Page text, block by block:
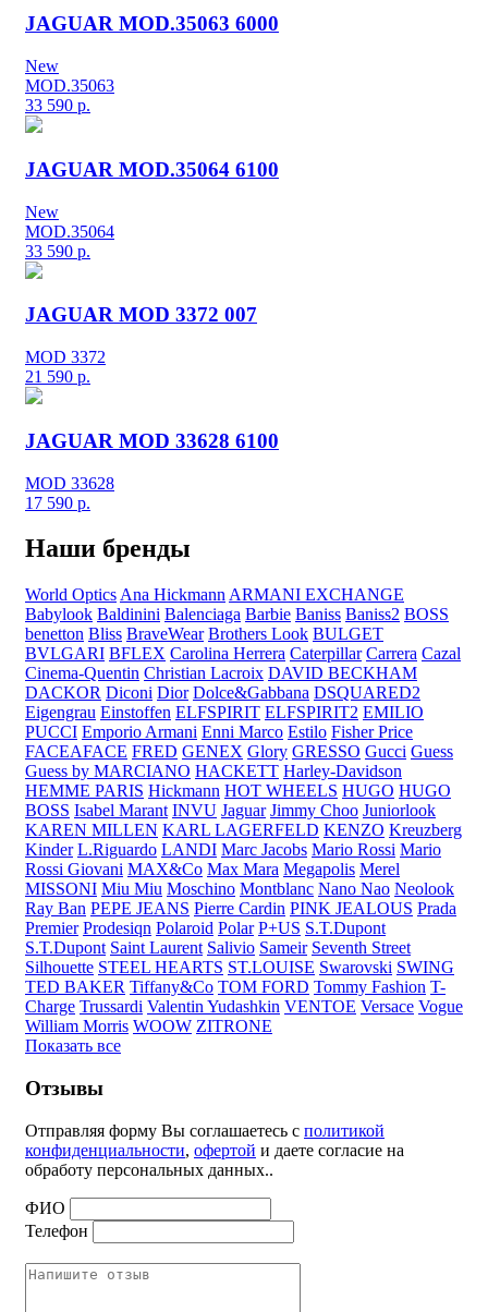
JAGUAR MOD.35063 6000
New
MOD.35063
33 590 р.
JAGUAR MOD.35064 6100
New
MOD.35064
33 590 р.
JAGUAR MOD 3372 007
MOD 3372
21 590 р.
JAGUAR MOD 33628 6100
MOD 33628
17 590 р.
Наши бренды
World Optics Ana Hickmann ARMANI EXCHANGE
Babylook Baldinini Balenciaga Barbie Baniss Baniss2 BOSS
benetton Bliss BraveWear Brothers Look BULGET
BVLGARI BFLEX Carolina Herrera Caterpillar Carrera Cazal
Cinema-Quentin Christian Lacroix DAVID BECKHAM
DACKOR Diconi Dior Dolce&Gabbana DSQUARED2
Eigengrau Einstoffen ELFSPIRIT ELFSPIRIT2 EMILIO
PUCCI Emporio Armani Enni Marco Estilo Fisher Price
FACEAFACE FRED GENEX Glory GRESSO Gucci Guess
Guess by MARCIANO HACKETT Harley-Davidson
HEMME PARIS Hickmann HOT WHEELS HUGO HUGO
BOSS Isabel Marant INVU Jaguar Jimmy Choo Juniorlook
KAREN MILLEN KARL LAGERFELD KENZO Kreuzberg
Kinder L.Riguardo LANDI Marc Jacobs Mario Rossi Mario
Rossi Giovani MAX&Co Max Mara Megapolis Merel
MISSONI Miu Miu Moschino Montblanc Nano Nao Neolook
Ray Ban PEPE JEANS Pierre Cardin PINK JEALOUS Prada
Premier Prodesiqn Polaroid Polar P+US S.T.Dupont
S.T.Dupont Saint Laurent Salivio Sameir Seventh Street
Silhouette STEEL HEARTS ST.LOUISE Swarovski SWING
TED BAKER Tiffany&Co TOM FORD Tommy Fashion T-
Charge Trussardi Valentin Yudashkin VENTOE Versace Vogue
William Morris WOOW ZITRONE
Показать все
Отзывы
Отправляя форму Вы соглашаетесь с политикой
конфиденциальности, офертой и даете согласие на
обработу персональных данных..
ФИО
Телефон